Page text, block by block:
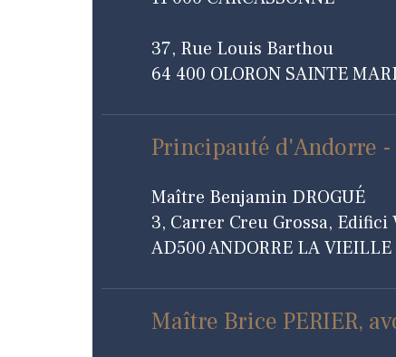
37, Rue Louis Barthou
64 400 OLORON SAINTE
Principauté d'Andorre
Maître Benjamin DROGUÉ
3, Carrer Creu Grossa, Edifici
AD500 ANDORRE LA VIEILLE
Maître Brice PERIER,